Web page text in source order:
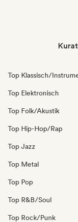
Top Klassisch/
Top Elektronisch
Top Folk/Akustik
Top Hip-Hop/Rap
Top Jazz
Top Metal
Top Pop
Top R&B/Soul
Top Rock/Punk